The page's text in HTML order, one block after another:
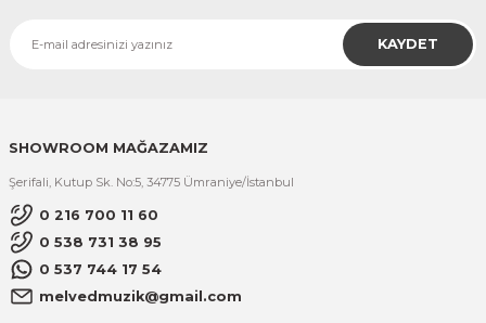
KAYDET
SHOWROOM MAĞAZAMIZ
Şerifali, Kutup Sk. No:5, 34775 Ümraniye/İstanbul
0 216 700 11 60
0 538 731 38 95
0 537 744 17 54
melvedmuzik@gmail.com